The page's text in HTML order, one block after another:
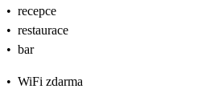
• recepce
• restaurace
• bar
• WiFi zdarma